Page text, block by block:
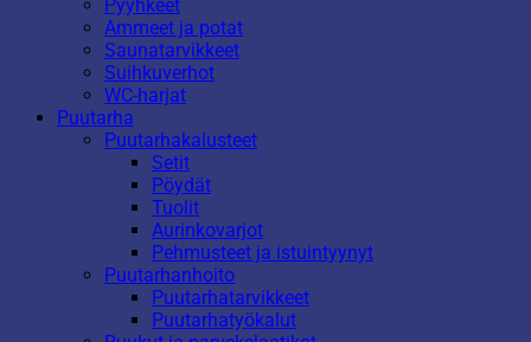
Pyyhkeet
Ammeet ja potat
Saunatarvikkeet
Suihkuverhot
WC-harjat
Puutarha
Puutarhakalusteet
Setit
Pöydät
Tuolit
Aurinkovarjot
Pehmusteet ja istuintyynyt
Puutarhanhoito
Puutarhatarvikkeet
Puutarhatyökalut